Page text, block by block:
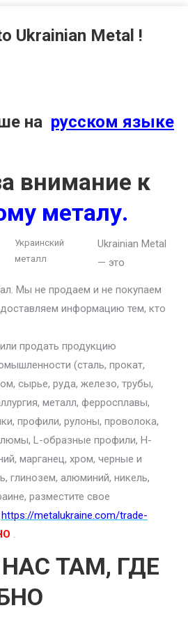
Ukrainian Metal !
на русском языке
внимание к
металу.
Украинский
металл
Ukrainian Metal
— это
Мы не продаем и не покупаем
информацию тем, кто
продать продукцию
(сталь, прокат,
сырье, руда, железо, трубы,
металл, ферросплавы,
профили, рулоны, проволока,
L-образные профили, H-
марганец, хром, черные и
глинозем, алюминий, никель,
разместите свое
https://metalukraine.com/trade-
.
ТАМ, ГДЕ